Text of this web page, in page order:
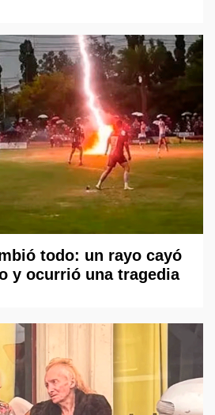
todo: un rayo cayó
y ocurrió una tragedia